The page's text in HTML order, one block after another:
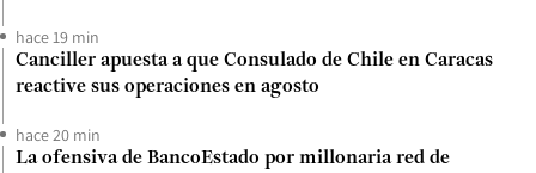
hace 19 min
Canciller apuesta a que Consulado de Chile en Caracas
reactive sus operaciones en agosto
hace 20 min
La ofensiva de BancoEstado por millonaria red de